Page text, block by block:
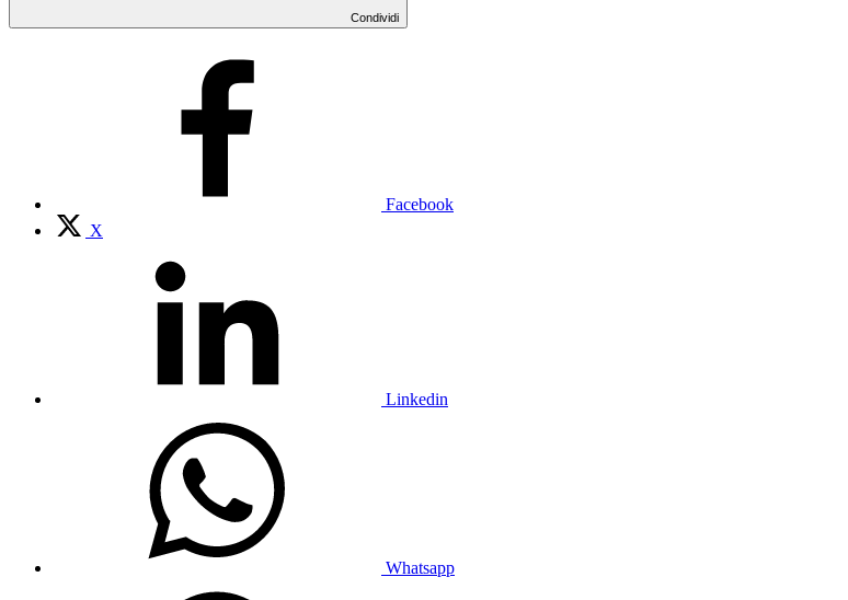
Condividi
Facebook
X
Linkedin
Whatsapp